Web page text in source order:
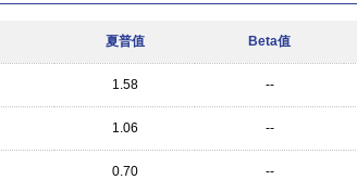
夏普值 Beta值
1.58 --
1.06 --
0.70 --